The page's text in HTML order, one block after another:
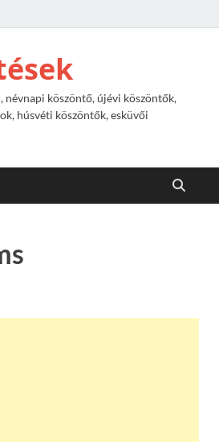
névnapi köszöntő, újévi köszöntők,
húsvéti köszöntők, esküvői